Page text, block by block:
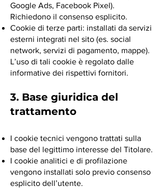
Google Ads, Facebook Pixel).
Richiedono il consenso esplicito.
Cookie di terze parti: installati da servizi
esterni integrati nel sito (es. social
network, servizi di pagamento, mappe).
L’uso di tali cookie è regolato dalle
informative dei rispettivi fornitori.
3. Base giuridica del
trattamento
I cookie tecnici vengono trattati sulla
base del legittimo interesse del Titolare.
I cookie analitici e di profilazione
vengono installati solo previo consenso
esplicito dell’utente.